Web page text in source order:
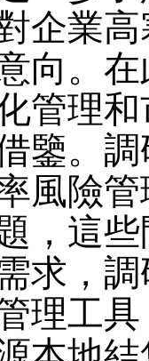
企業
向。
管理
鑒。
風險
，這
求，
理工